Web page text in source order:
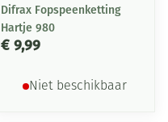
Difrax Fopspeenketting
Hartje 980
€ 9,99
Niet beschikbaar